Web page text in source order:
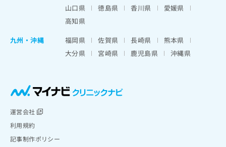
山口県
徳島県 香川県
愛媛県
高知県
九州・沖縄
福岡県 佐賀県 長崎県
熊本県
大分県
宮崎県 鹿児島県 沖縄県
運営会社
利用規約
記事制作ポリシー